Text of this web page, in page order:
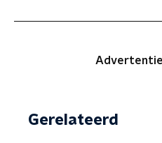
Advertentie
Gerelateerd